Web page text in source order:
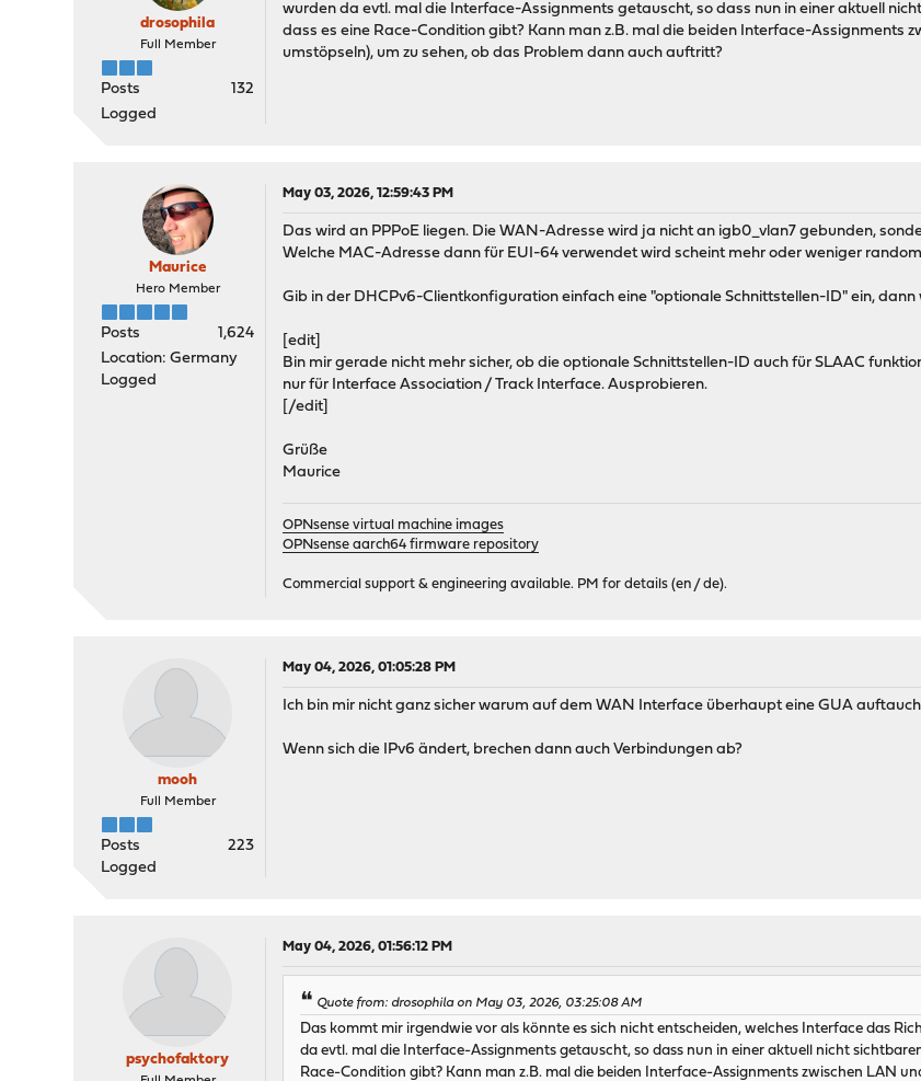
drosophila
Full Member
Posts
132
Logged
wurden da evtl. mal die Interface-Assignments getauscht, so dass nun in einer aktuell
dass es eine Race-Condition gibt? Kann man z.B. mal die beiden Interface-Assignments
umstöpseln), um zu sehen, ob das Problem dann auch auftritt?
Maurice
Hero Member
Posts
1,624
Location: Germany
Logged
May 03, 2026, 12:59:43 PM
Das wird an PPPoE liegen. Die WAN-Adresse wird ja nicht an igb0_vlan7 gebunden,
Welche MAC-Adresse dann für EUI-64 verwendet wird scheint mehr oder weniger random
Gib in der DHCPv6-Clientkonfiguration einfach eine "optionale Schnittstellen-ID" ein,
[edit]
Bin mir gerade nicht mehr sicher, ob die optionale Schnittstellen-ID auch für SLAAC
nur für Interface Association / Track Interface. Ausprobieren.
[/edit]
Grüße
Maurice
OPNsense virtual machine images
OPNsense aarch64 firmware repository
Commercial support & engineering available. PM for details (en / de).
mooh
Full Member
Posts
223
Logged
May 04, 2026, 01:05:28 PM
Ich bin mir nicht ganz sicher warum auf dem WAN Interface überhaupt eine GUA
Wenn sich die IPv6 ändert, brechen dann auch Verbindungen ab?
psychofaktory
May 04, 2026, 01:56:12 PM
Quote from: drosophila on May 03, 2026, 03:25:08 AM
Das kommt mir irgendwie vor als könnte es sich nicht entscheiden, welches Interface das
da evtl. mal die Interface-Assignments getauscht, so dass nun in einer aktuell nicht
Race-Condition gibt? Kann man z.B. mal die beiden Interface-Assignments zwischen LAN